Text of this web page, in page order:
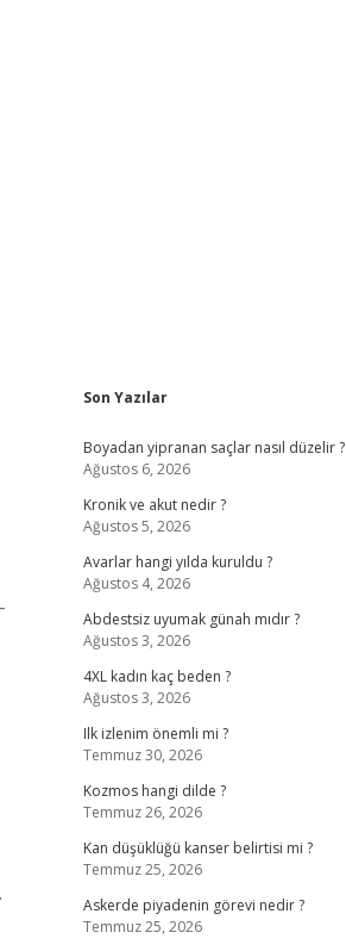
Sidebar
Son Yazılar
Boyadan yipranan saçlar nasıl düzelir ?
Ağustos 6, 2026
Kronik ve akut nedir ?
Ağustos 5, 2026
Avarlar hangi yılda kuruldu ?
Ağustos 4, 2026
Abdestsiz uyumak günah mıdır ?
Ağustos 3, 2026
4XL kadın kaç beden ?
Ağustos 3, 2026
Ilk izlenim önemli mi ?
Temmuz 30, 2026
Kozmos hangi dilde ?
Temmuz 26, 2026
Kan düşüklüğü kanser belirtisi mi ?
Temmuz 25, 2026
Askerde piyadenin görevi nedir ?
Temmuz 25, 2026